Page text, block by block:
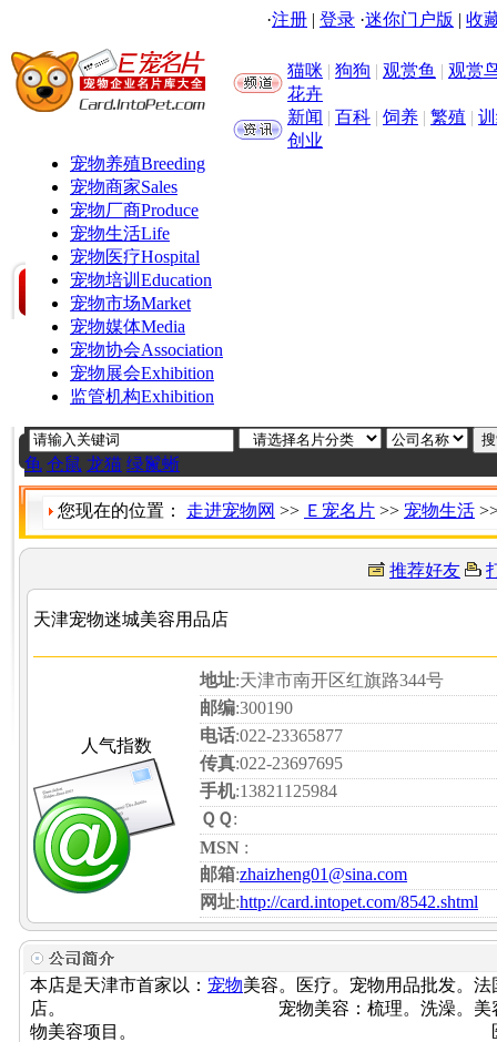
·注册 | 登录 ·迷你门户版 | 收
猫咪 | 狗狗 | 观赏鱼 | 观赏
花卉
新闻 | 百科 | 饲养 | 繁殖 |
创业
宠物养殖Breeding
宠物商家Sales
宠物厂商Produce
宠物生活Life
宠物医疗Hospital
宠物培训 Education
宠物市场Market
宠物媒体Media
宠物协会Association
宠物展会Exhibition
监管机构Exhibition
龟 仓鼠 龙猫 绿鬣蜥
您现在的位置： 走进宠物网 >> Ｅ宠名片 >> 宠物生活
推荐好友
天津宠物迷城美容用品店
人气指数
地址:天津市南开区红旗路344号
邮编:300190
电话:022-23365877
传真:022-23697695
手机:13821125984
ＱＱ:
MSN :
邮箱:zhaizheng01@sina.com
网址:http://card.intopet.com/8542.shtml
本店是天津市首家以： 宠物美容。医疗。宠物用品批发。
店。 宠物美容：梳理。洗澡。美容。修剪
物美容项目。 医疗保健：聘请相